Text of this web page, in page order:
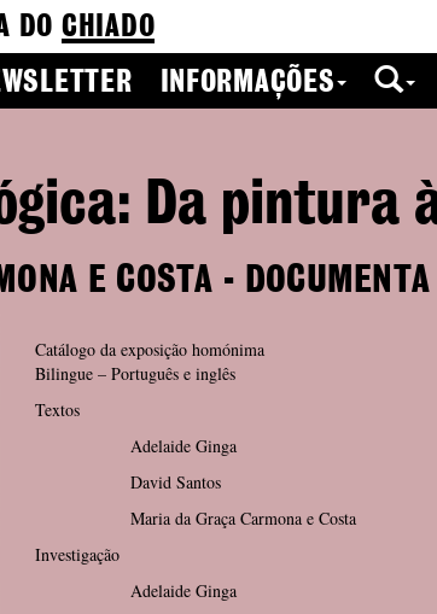
DO CHIADO
INFORMAÇÕES
Da pintura
E COSTA - DOCUMENTA
Catálogo da exposição homónima
Bilingue – Português e inglês
Textos
Adelaide Ginga
David Santos
Maria da Graça Carmona e Costa
Investigação
Adelaide Ginga